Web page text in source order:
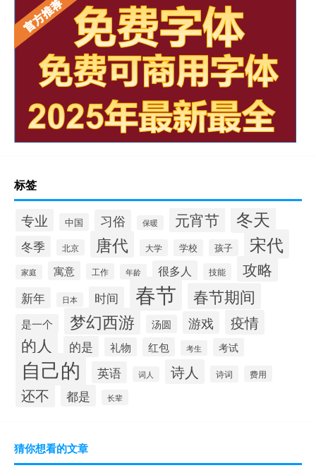
标签
专业 中国 习俗 保暖 元宵节 冬天
冬季 北京 唐代 大学 学校 孩子 宋代
家庭 寓意 工作 年龄 很多人 技能 攻略
新年 日本 时间 春节 春节期间
是一个 梦幻西游 汤圆 游戏 疫情
的人 的是 礼物 红包 考生 考试
自己的 英语 词人 诗人 诗词 费用
还不 都是 长辈
猜你想看的文章